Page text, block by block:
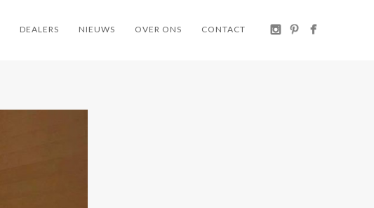
DEALERS NIEUWS OVER ONS CONTACT